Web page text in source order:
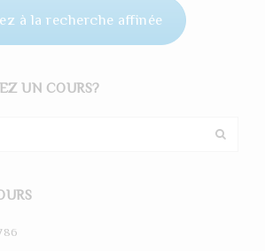
à la recherche affinée
UN COURS?